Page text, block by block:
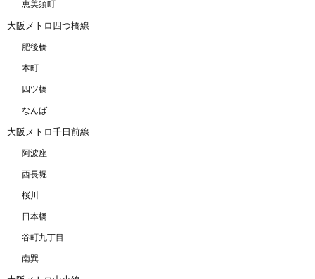
恵美須町
大阪メトロ四つ橋線
肥後橋
本町
四ツ橋
なんば
大阪メトロ千日前線
阿波座
西長堀
桜川
日本橋
谷町九丁目
南巽